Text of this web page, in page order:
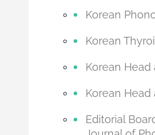
Korean
Korean
Korean
Korean
Editorial